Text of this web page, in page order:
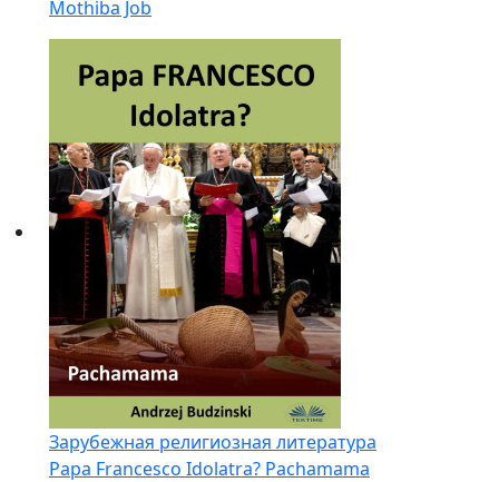
Mothiba Job
Зарубежная религиозная литература
Papa Francesco Idolatra? Pachamama